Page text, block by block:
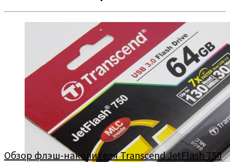
Обзор флэш-накопителя Transcend JetFlash 750